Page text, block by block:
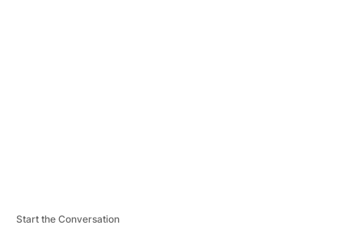
Start the Conversation